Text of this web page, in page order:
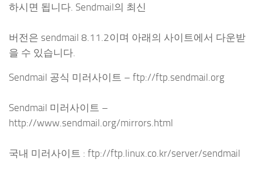
하시면 됩니다. Sendmail의 최신
버전은 sendmail 8.11.2이며 아래의 사이트에서 다운받
을 수 있습니다.
Sendmail 공식 미러사이트 – ftp://ftp.sendmail.org
Sendmail 미러사이트 –
http://www.sendmail.org/mirrors.html
국내 미러사이트 : ftp://ftp.linux.co.kr/server/sendmail